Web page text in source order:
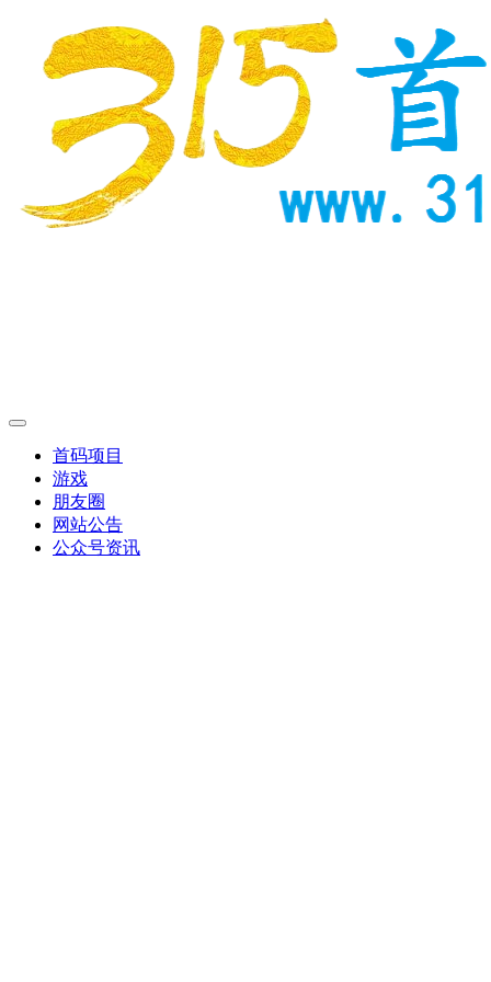
首码项目
游戏
朋友圈
网站公告
公众号资讯